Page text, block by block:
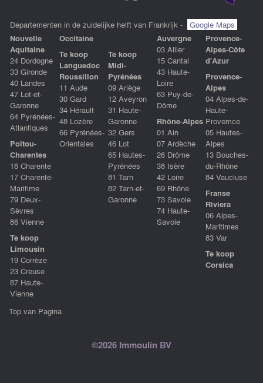
Departementen in de zuidelijke helft van Frankrijk -
Google Maps
Nouvelle
Aquitaine
24 Dordogne
33 Gironde
40 Landes
47 Lot-et-
Garonne
64 Pyrénées-
Atlantiques
Poitou-
Charentes
16 Charente
17 Charente-
Maritime
79 Deux-
Sèvres
86 Vienne
Te koop
Limousin
19 Corrèze
23 Creuse
87 Haute-
Vienne
Occitaine
Te koop
Languedoc
Roussillon
11 Aude
30 Gard
34 Hérault
48 Lozère
66 Pyrénées-
Orientales
Te koop
Midi-
Pyrénées
09 Ariège
12 Aveyron
31 Haute-
Garonne
32 Gers
46 Lot
65 Hautes-
Pyrénées
81 Tarn
82 Tarn-et-
Garonne
Auvergne
03 Allier
15 Cantal
43 Haute-
Loire
63 Puy-de-
Dôme
Rhône-Alpes
01 Ain
07 Ardèche
26 Drôme
38 Isère
42 Loire
69 Rhône
73 Savoie
74 Haute-
Savoie
Provence-
Alpes-Côte
d'Azur
Provence-
Alpes
04 Alpes-de-
Haute-
Provemce
05 Hautes-
Alpes
13 Bouches-
du-Rhône
84 Vaucluse
Franse
Riviera
06 Alpes-
Maritimes
83 Var
Te koop
Corsica
Top van Pagina
©2026 Immoulin BV